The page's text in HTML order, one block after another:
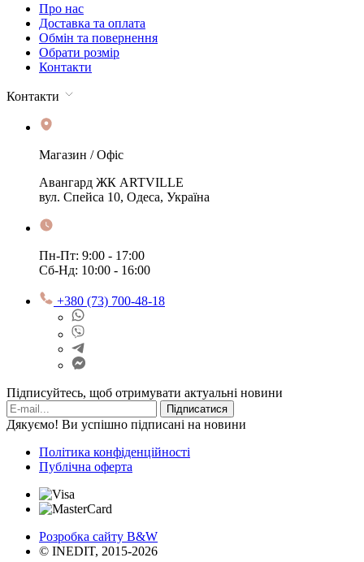
Про нас
Доставка та оплата
Обмін та повернення
Обрати розмір
Контакти
Контакти
Магазин / Офіс
Авангард ЖК ARTVILLE
вул. Спейса 10, Одеса, Україна
Пн-Пт: 9:00 - 17:00
Сб-Нд: 10:00 - 16:00
+380 (73) 700-48-18
Підписуйтесь, щоб отримувати актуальні новини
Підписатися
Дякуємо! Ви успішно підписані на новини
Політика конфіденційності
Публічна оферта
Розробка сайту B&W
© INEDIT, 2015-2026